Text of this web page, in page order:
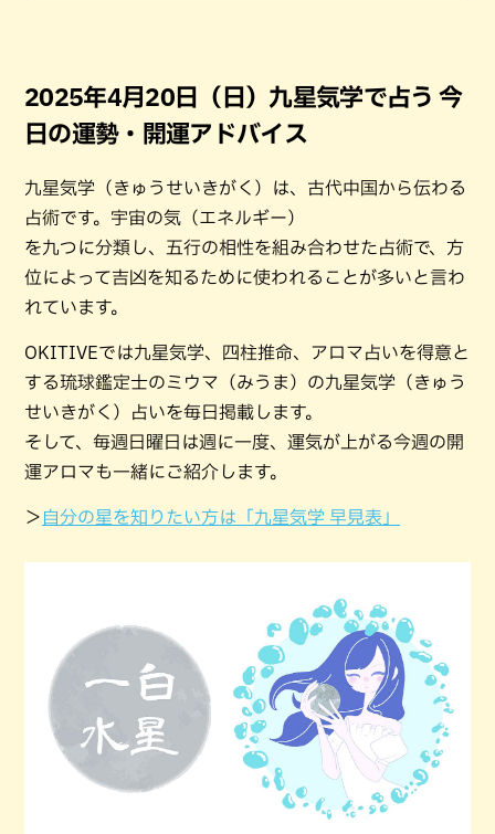
2025年4月20日（日）九星気学で占う 今
日の運勢・開運アドバイス
九星気学（きゅうせいきがく）は、古代中国から伝わる
占術です。宇宙の気（エネルギー）
を九つに分類し、五行の相性を組み合わせた占術で、方
位によって吉凶を知るために使われることが多いと言わ
れています。
OKITIVEでは九星気学、四柱推命、アロマ占いを得意と
する琉球鑑定士のミウマ（みうま）の九星気学（きゅう
せいきがく）占いを毎日掲載します。
そして、毎週日曜日は週に一度、運気が上がる今週の開
運アロマも一緒にご紹介します。
＞ 自分の星を知りたい方は「九星気学 早見表」